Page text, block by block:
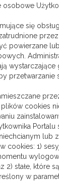
się
powierzane
wystarczające
cookies
Portalu
lub
cookies: 1)
stałe, które
w